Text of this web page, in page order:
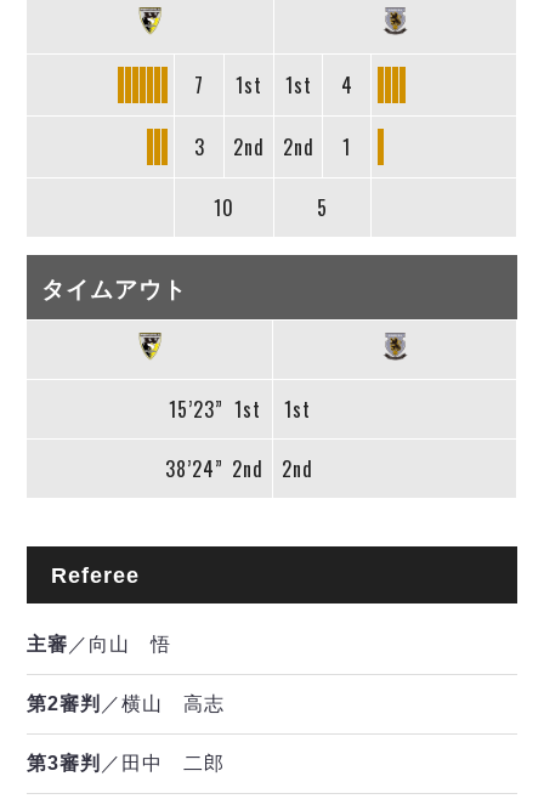
7 1st 1st 4
3 2nd 2nd 1
10 5
タイムアウト
15’23” 1st 1st
38’24” 2nd 2nd
Referee
主審 ／向山 悟
第2審判 ／横山 高志
第3審判 ／田中 二郎